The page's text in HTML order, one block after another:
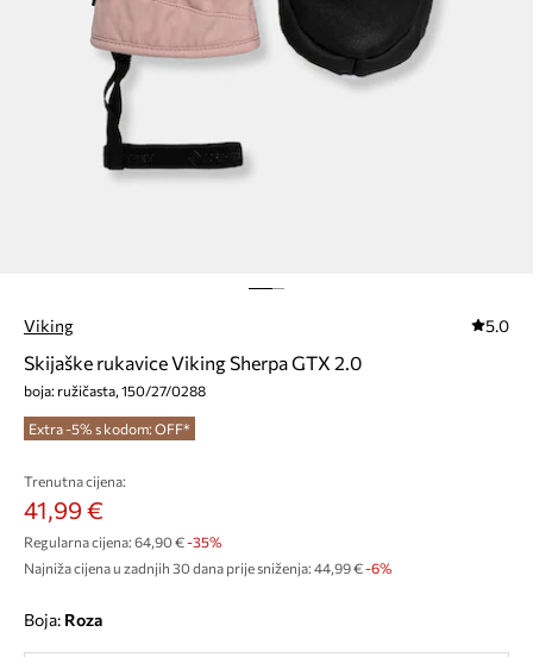
Viking 5.0
Skijaške rukavice Viking Sherpa GTX 2.0
boja: ružičasta, 150/27/0288
Extra -5% s kodom: OFF*
Trenutna cijena:
41,99 €
Regularna cijena: 64,90 €-35%
Najniža cijena u zadnjih 30 dana prije sniženja: 44,99 € -6%
Boja: roza